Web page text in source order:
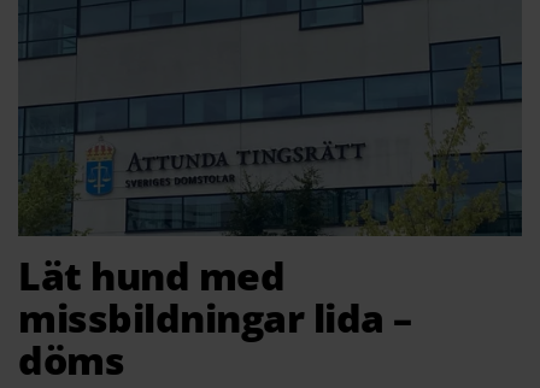
Lät hund med
missbildningar lida –
döms